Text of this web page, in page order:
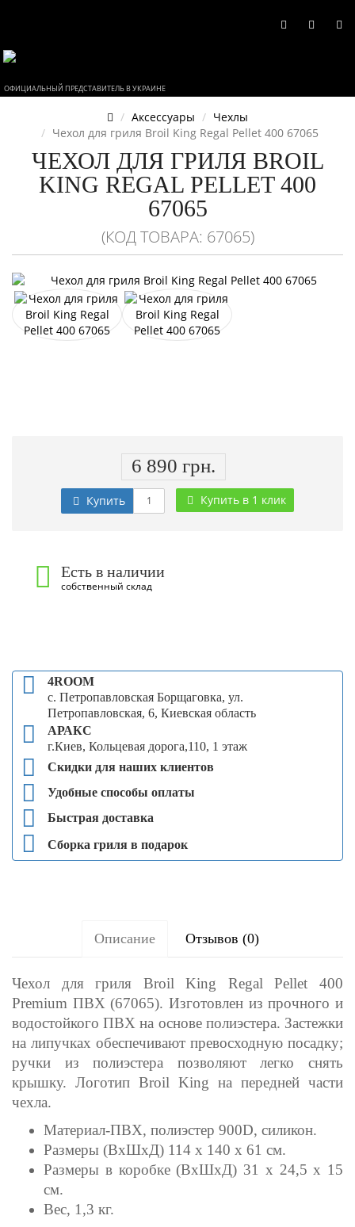
ОФИЦИАЛЬНЫЙ ПРЕДСТАВИТЕЛЬ В УКРАИНЕ
Аксессуары
Чехлы
Чехол для гриля Broil King Regal Pellet 400 67065
ЧЕХОЛ ДЛЯ ГРИЛЯ BROIL
KING REGAL PELLET 400
67065
(КОД ТОВАРА: 67065)
6 890 грн.
Купить Купить в 1 клик
Есть в наличии
собственный склад
4ROOM
с. Петропавловская Борщаговка, ул.
Петропавловская, 6, Киевская область
АРАКС
г.Киев, Кольцевая дорога,110, 1 этаж
Скидки для наших клиентов
Удобные способы оплаты
Быстрая доставка
Сборка гриля в подарок
Описание Отзывов (0)
Чехол для гриля Broil King Regal Pellet 400
Premium ПВХ (67065). Изготовлен из прочного и
водостойкого ПВХ на основе полиэстера. Застежки
на липучках обеспечивают превосходную посадку;
ручки из полиэстера позволяют легко снять
крышку. Логотип Broil King на передней части
чехла.
Материал-ПВХ, полиэстер 900D, силикон.
Размеры (ВхШхД) 114 х 140 х 61 см.
Размеры в коробке (ВхШхД) 31 х 24,5 х 15
см.
Вес, 1,3 кг.